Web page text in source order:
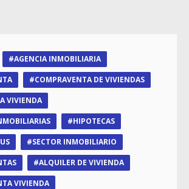
AGENCIA INMOBILIARIA
COMPRAVENTA DE VIVIENDAS
VIVIENDA
HIPOTECAS
SECTOR INMOBILIARIO
ALQUILER DE VIVIENDA
VIVIENDA